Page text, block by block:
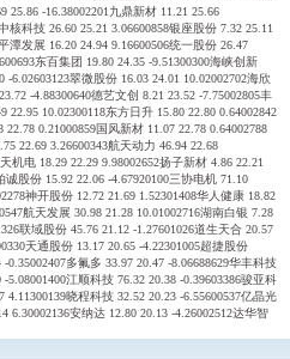
25.86 -16.38002201九鼎新材 11.21 25.66
核科技 26.60 25.21 3.06600858银座股份 7.32 25.11
潭发展 16.20 24.94 9.16600506统一股份 26.47
东百集团 19.80 24.35 -9.51300300海峡创新
-6.02603123翠微股份 16.03 24.01 10.02002702海欣
-4.88300640德艺文创 8.21 23.52 -7.75002805丰
22.95 10.02300118东方日升 15.80 22.80 0.64002842
0.21000859国风新材 11.07 22.78 0.64002788
22.69 3.26600343航天动力 46.94 22.68
机电 18.29 22.29 9.98002652扬子新材 4.86 22.21
诚股份 15.92 22.06 -4.67920100三协电机 71.10
神开股份 12.72 21.69 1.52301408华人健康 18.82
航天发展 30.98 21.28 10.01002716湖南白银 7.28
联域股份 45.76 21.12 -1.27601026道生天合 20.57
天通股份 13.17 20.65 -4.22301005超捷股份
0.35002407多氟多 33.97 20.47 -8.06688629华丰科技
5.08001400江顺科技 76.32 20.38 -0.39603386骏亚科
4.11300139晓程科技 32.52 20.23 -6.55600537亿晶光
6.30002136安纳达 12.80 20.13 -4.26002512达华智